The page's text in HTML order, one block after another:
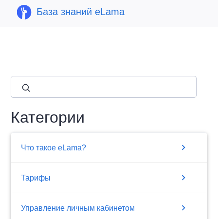
База знаний eLama
Категории
Что такое eLama? chevron_right
Тарифы chevron_right
Управление личным кабинетом chevron_right